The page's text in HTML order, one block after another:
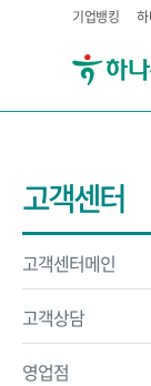
기업뱅킹
고객센터
고객센터메인
고객상담
영업점